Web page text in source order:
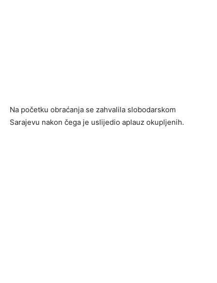
Na početku obraćanja se zahvalila slobodarskom
Sarajevu nakon čega je uslijedio aplauz okupljenih.